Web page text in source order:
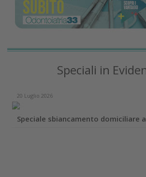
Speciali in
20 Luglio 2026
Speciale sbiancamento domiciliare